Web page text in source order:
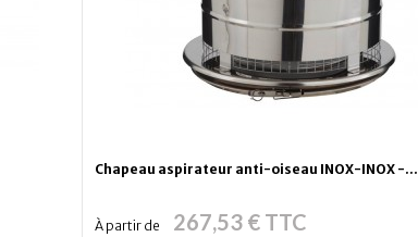
Chapeau aspirateur anti-oiseau INOX-INOX -...
À partir de 267,53 € TTC